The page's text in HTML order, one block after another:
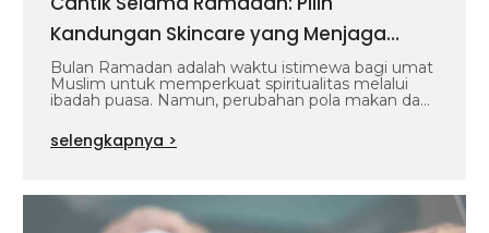
Kandungan Skincare yang Menjaga
Kulitmu Tetap Bersinar
Bulan Ramadan adalah waktu istimewa bagi umat
Muslim untuk memperkuat spiritualitas melalui
ibadah puasa. Namun, perubahan pola makan dan
selengkapnya >